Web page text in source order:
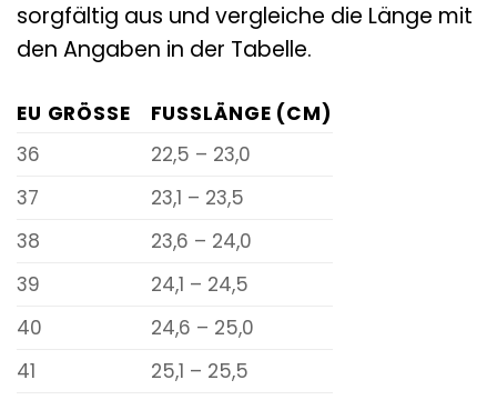
sorgfältig aus und vergleiche die Länge mit
den Angaben in der Tabelle.
EU GRÖSSE
FUSSLÄNGE (CM)
36
22,5 – 23,0
37
23,1 – 23,5
38
23,6 – 24,0
39
24,1 – 24,5
40
24,6 – 25,0
41
25,1 – 25,5